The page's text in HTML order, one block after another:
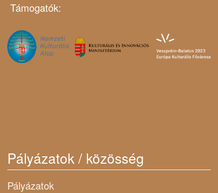
Támogatók:
Pályázatok / közösség
Pályázatok